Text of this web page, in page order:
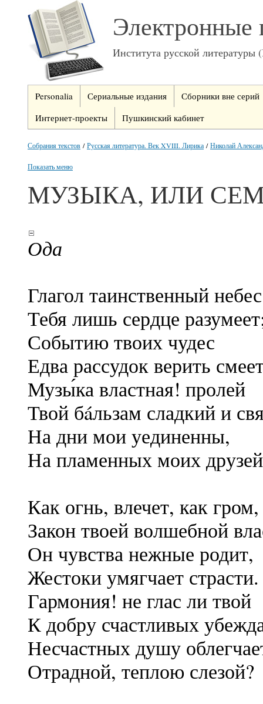
Электронные
Института русской
Personalia Сериальные издания
Сборники вне серий
Интернет-проекты
Пушкинский кабинет
Собрания текстов /Русская литература. Век XVIII. Лирика /Николай
Показать меню
МУЗЫКА, ИЛИ
Ода
Глагол таинственный
Тебя лишь сердце
Событию твоих чудес
Едва рассудок верить
Музы́ка властная! пролей
Твой бáльзам сладкий и
На дни мои уединенны,
На пламенных моих
Как огнь, влечет, как гром,
Закон твоей волшебной
Он чувства нежные родит,
Жестоки умягчает страсти.
Гармония! не глас ли твой
К добру счастливых
Несчастных душу
Отрадной, теплою слезой?